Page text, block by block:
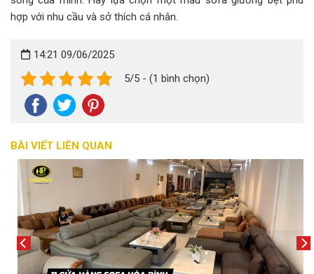
hợp với nhu cầu và sở thích cá nhân.
14:21 09/06/2025
5/5 - (1 bình chọn)
BÀI VIẾT LIÊN QUAN